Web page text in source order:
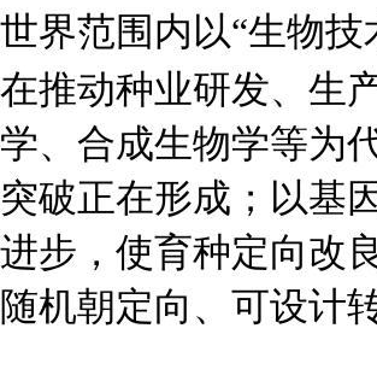
世界范围内以“生物技
在推动种业研发、生
学、合成生物学等为
突破正在形成；以基
进步，使育种定向改
随机朝定向、可设计